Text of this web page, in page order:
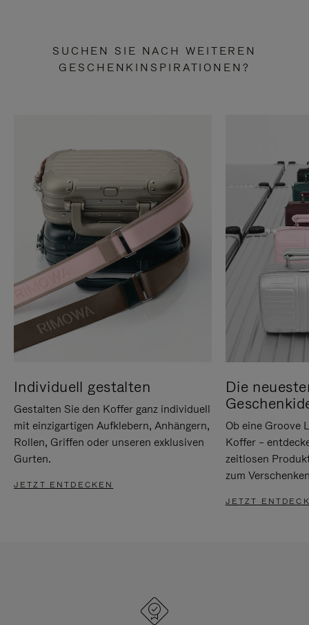
SUCHEN SIE NACH WEITEREN
GESCHENKINSPIRATIONEN?
Individuell gestalten
Gestalten Sie den Koffer ganz individuell
mit einzigartigen Aufklebern, Anhängern,
Rollen, Griffen oder unseren exklusiven
Gurten.
JETZT ENTDECKEN
Die
Ob eine Groove
Koffer –
zeitlosen
zum
JETZT